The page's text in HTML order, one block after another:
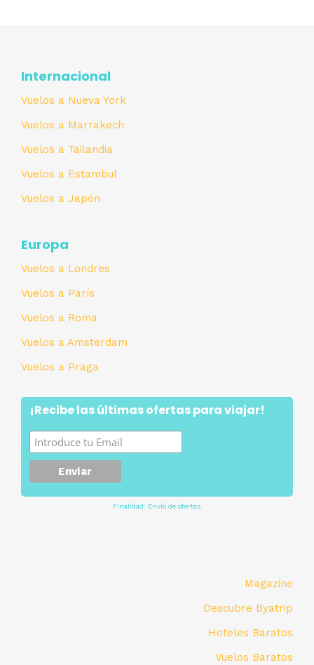
Internacional
Vuelos a Nueva York
Vuelos a Marrakech
Vuelos a Tailandia
Vuelos a Estambul
Vuelos a Japón
Europa
Vuelos a Londres
Vuelos a París
Vuelos a Roma
Vuelos a Amsterdam
Vuelos a Praga
¡Recibe las últimas ofertas para viajar!
Finalidad: Envío de ofertas
Magazine
Descubre Byatrip
Hoteles Baratos
Vuelos Baratos